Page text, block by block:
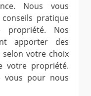
Nous vous
pratique
propriété. Nos
apporter des
votre choix
votre propriété.
vous pour nous